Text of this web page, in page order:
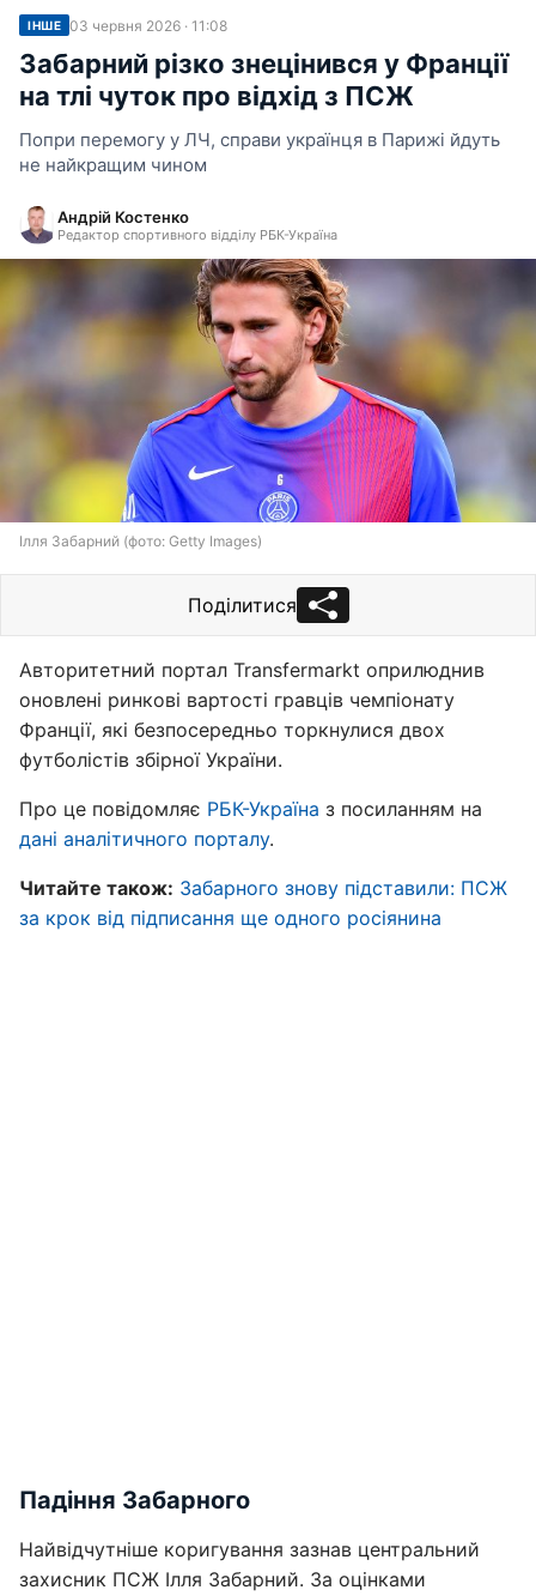
ІНШЕ 03 червня 2026 · 11:08
Забарний різко знецінився у Франції
на тлі чуток про відхід з ПСЖ
Попри перемогу у ЛЧ, справи українця в Парижі йдуть
не найкращим чином
Андрій Костенко
Редактор спортивного відділу РБК-Україна
Ілля Забарний (фото: Getty Images)
Поділитися
Авторитетний портал Transfermarkt оприлюднив
оновлені ринкові вартості гравців чемпіонату
Франції, які безпосередньо торкнулися двох
футболістів збірної України.
Про це повідомляє РБК-Україна з посиланням на
дані аналітичного порталу.
Читайте також: Забарного знову підставили: ПСЖ
за крок від підписання ще одного росіянина
Падіння Забарного
Найвідчутніше коригування зазнав центральний
захисник ПСЖ Ілля Забарний. За оцінками